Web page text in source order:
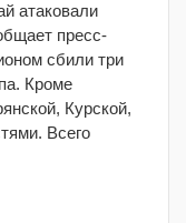
атаковали
пресс-
сбили три
Кроме
Курской,
Всего